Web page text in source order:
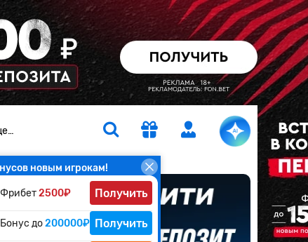
новым игрокам!
Фрибет2500₽ Получить
Бонус до200000₽ Получить